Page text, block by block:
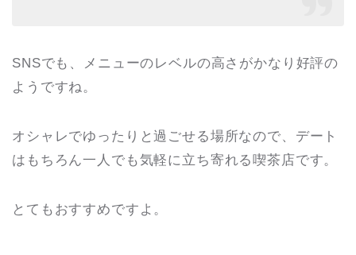
SNSでも、メニューのレベルの高さがかなり好評の
ようですね。
オシャレでゆったりと過ごせる場所なので、デート
はもちろん一人でも気軽に立ち寄れる喫茶店です。
とてもおすすめですよ。